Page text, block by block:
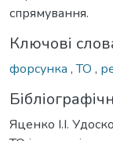
спрямування.
Ключові
форсунка ,ТО ,
Яценко І.І.